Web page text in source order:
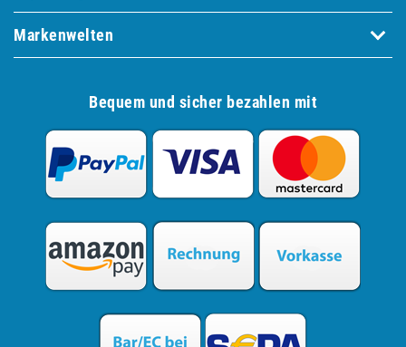
Markenwelten
Bequem und sicher bezahlen mit